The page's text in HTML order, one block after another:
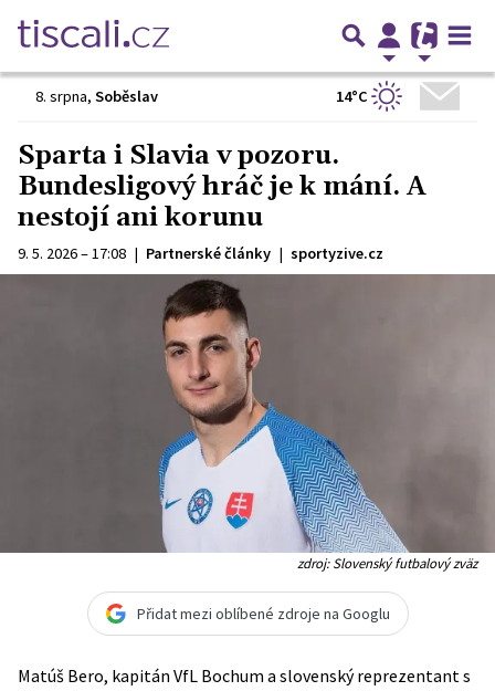
8. srpna, Soběslav 14°C
Sparta i Slavia v pozoru.
Bundesligový hráč je k mání. A
nestojí ani korunu
9. 5. 2026 – 17:08 | Partnerské články | sportyzive.cz
zdroj: Slovenský futbalový zväz
Přidat mezi oblíbené zdroje na Googlu
Matúš Bero, kapitán VfL Bochum a slovenský reprezentant s